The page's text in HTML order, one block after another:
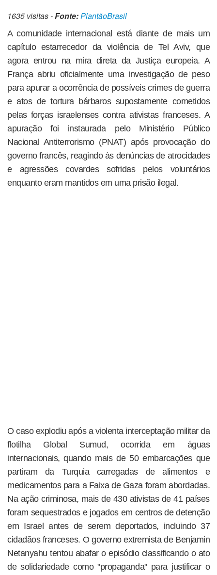
1635 visitas -Fonte:PlantãoBrasil
A comunidade internacional está diante de mais um
capítulo estarrecedor da violência de Tel Aviv, que
agora entrou na mira direta da Justiça europeia. A
França abriu oficialmente uma investigação de peso
para apurar a ocorrência de possíveis crimes de guerra
e atos de tortura bárbaros supostamente cometidos
pelas forças israelenses contra ativistas franceses. A
apuração foi instaurada pelo Ministério Público
Nacional Antiterrorismo (PNAT) após provocação do
governo francês, reagindo às denúncias de atrocidades
e agressões covardes sofridas pelos voluntários
enquanto eram mantidos em uma prisão ilegal.
O caso explodiu após a violenta interceptação militar da
flotilha Global Sumud, ocorrida em águas
internacionais, quando mais de 50 embarcações que
partiram da Turquia carregadas de alimentos e
medicamentos para a Faixa de Gaza foram abordadas.
Na ação criminosa, mais de 430 ativistas de 41 países
foram sequestrados e jogados em centros de detenção
em Israel antes de serem deportados, incluindo 37
cidadãos franceses. O governo extremista de Benjamin
Netanyahu tentou abafar o episódio classificando o ato
de solidariedade como "propaganda" para justificar o